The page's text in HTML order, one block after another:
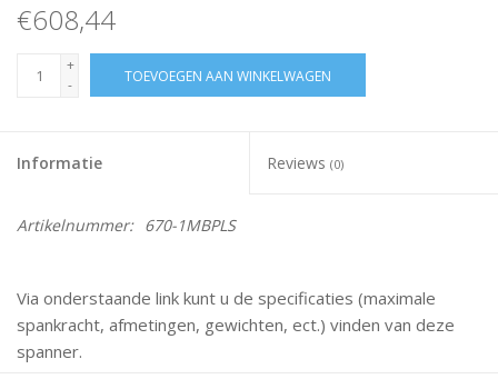
€608,44
+
-
TOEVOEGEN AAN WINKELWAGEN
Informatie Reviews (0)
Artikelnummer: 670-1MBPLS
Via onderstaande link kunt u de specificaties (maximale
spankracht, afmetingen, gewichten, ect.) vinden van deze
spanner.